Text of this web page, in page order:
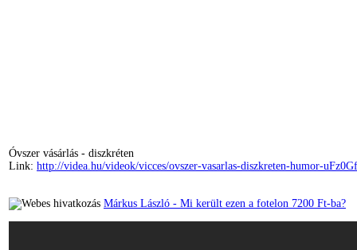
Óvszer vásárlás - diszkréten
Link: http://videa.hu/videok/vicces/ovszer-vasarlas-diszkreten-humor-
Márkus László - Mi került ezen a fotelon 7200 Ft-ba?